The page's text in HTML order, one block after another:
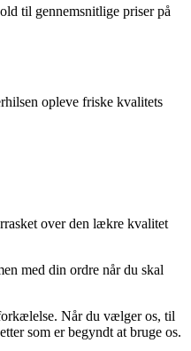
til gennemsnitlige priser på
opleve friske kvalitets
over den lækre kvalitet
med din ordre når du skal
Når du vælger os, til
som er begyndt at bruge os.